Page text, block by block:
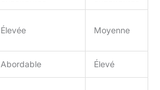
de 2,4 kPa pour lisser
lors du séchage. Ce fer à
lisser à air offre quatre
réglages de chaleur
Élevée Moyenne
Abordable Élevé